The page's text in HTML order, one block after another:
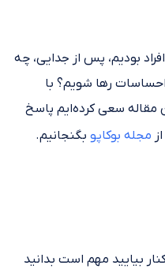
بودیم، پس از جدایی، چه
احساسات رها شویم؟ با
مقاله سعی کرده‌ایم پاسخ
مجله بوکاپو بگنجانیم.
بیایید مهم است بدانید